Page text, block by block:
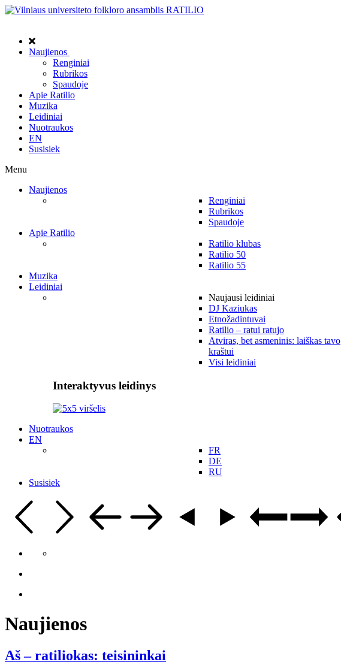
Naujienos
Renginiai
Rubrikos
Spaudoje
Apie Ratilio
Muzika
Leidiniai
Nuotraukos
EN
Susisiek
Menu
Naujienos
Renginiai
Rubrikos
Spaudoje
Apie Ratilio
Ratilio klubas
Ratilio 50
Ratilio 55
Muzika
Leidiniai
Naujausi leidiniai
DJ Kaziukas
Etnožadintuvai
Ratilio – ratui ratujo
Atviras, bet asmeninis: laiškas tavo
kraštui
Visi leidiniai
Interaktyvus leidinys
Nuotraukos
EN
FR
DE
RU
Susisiek
Naujienos
Aš – ratiliokas: teisininkai